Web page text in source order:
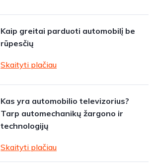
Kaip greitai parduoti automobilį be
rūpesčių
Skaityti plačiau
Kas yra automobilio televizorius?
Tarp automechanikų žargono ir
technologijų
Skaityti plačiau